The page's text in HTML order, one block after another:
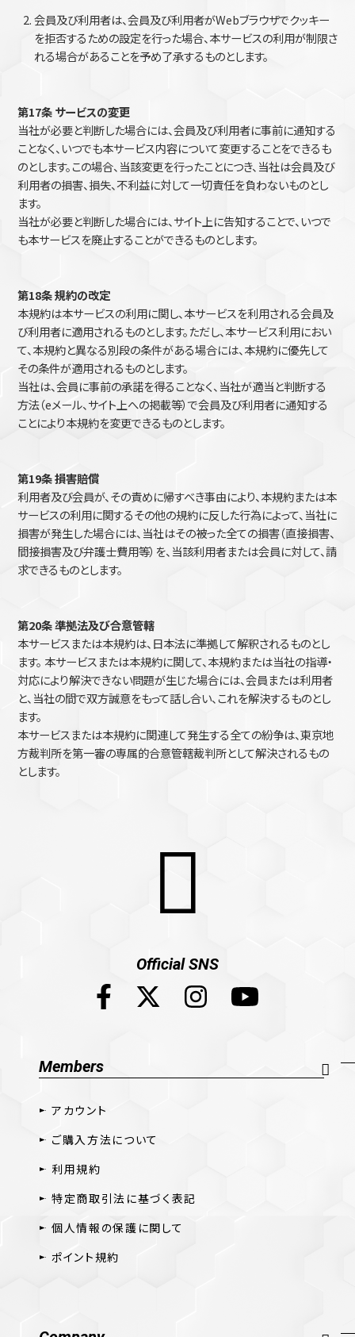
会員及び利用者は、会員及び利用者がWebブラウザでクッキー
を拒否するための設定を行った場合、本サービスの利用が制限さ
れる場合があることを予め了承するものとします。
第17条 サービスの変更
当社が必要と判断した場合には、会員及び利用者に事前に通知する
ことなく、いつでも本サービス内容について変更することをできるも
のとします。この場合、当該変更を行ったことにつき、当社は会員及び
利用者の損害、損失、不利益に対して一切責任を負わないものとし
ます。
当社が必要と判断した場合には、サイト上に告知することで、いつで
も本サービスを廃止することができるものとします。
第18条 規約の改定
本規約は本サービスの利用に関し、本サービスを利用される会員及
び利用者に適用されるものとします。ただし、本サービス利用におい
て、本規約と異なる別段の条件がある場合には、本規約に優先して
その条件が適用されるものとします。
当社は、会員に事前の承諾を得ることなく、当社が適当と判断する
方法（eメール、サイト上への掲載等）で会員及び利用者に通知する
ことにより本規約を変更できるものとします。
第19条 損害賠償
利用者及び会員が、その責めに帰すべき事由により、本規約または本
サービスの利用に関するその他の規約に反した行為によって、当社に
損害が発生した場合には、当社はその被った全ての損害（直接損害、
間接損害及び弁護士費用等）を、当該利用者または会員に対して、請
求できるものとします。
第20条 準拠法及び合意管轄
本サービスまたは本規約は、日本法に準拠して解釈されるものとし
ます。 本サービスまたは本規約に関して、本規約または当社の指導・
対応により解決できない問題が生じた場合には、会員または利用者
と、当社の間で双方誠意をもって話し合い、これを解決するものとし
ます。
本サービスまたは本規約に関連して発生する全ての紛争は、東京地
方裁判所を第一審の専属的合意管轄裁判所として解決されるもの
とします。
Official SNS
Members
アカウント
ご購入方法について
利用規約
特定商取引法に基づく表記
個人情報の保護に関して
ポイント規約